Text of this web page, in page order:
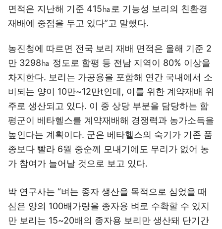
면적은 지난해 기준 415㏊로 기능성 보리의 친환경
재배에 중점을 두고 있다”고 말했다.
농진청에 따르면 전국 보리 재배 면적은 올해 기준 2
만 3298㏊ 정도로 함평 등 전남 지역이 80% 이상을
차지한다. 보리는 가공용을 포함해 연간 국내에서 소
비되는 양이 10만~12만t인데, 이를 위한 계약재배 위
주로 생산되고 있다. 이 중 상당 부분을 담당하는 함
평군이 베타헬스를 계약재배해 경쟁력과 농가소득을
높인다는 계획이다. 군은 베타헬스의 숙기가 기존 품
종보다 빨라 6월 중순께 모내기에도 무리가 없어 농
가 참여가 늘어날 것으로 보고 있다.
박 연구사는 “벼는 종자 생산을 목적으로 심었을 때
심은 양의 100배가량을 종자용 벼로 수확할 수 있지
만 보리는 15~20배의 종자용 보리만 생산돼 단기간